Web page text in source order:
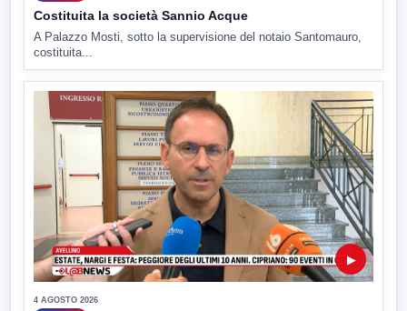
Costituita la società Sannio Acque
A Palazzo Mosti, sotto la supervisione del notaio Santomauro,
costituita...
▶
4 AGOSTO 2026